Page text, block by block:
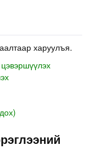
харуулъя.